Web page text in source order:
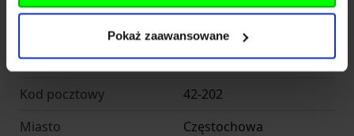
Pokaż zaawansowane
Kraj
Polska
Adres
Drogowców 33/35
(Oddział )
Kod pocztowy
42-202
Miasto
Częstochowa